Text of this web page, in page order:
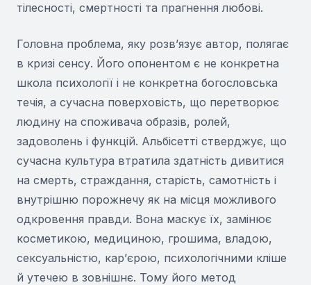
тілесності, смертності та прагнення любові.
Головна проблема, яку розв’язує автор, полягає
в кризі сенсу. Його опонентом є не конкретна
школа психології і не конкретна богословська
течія, а сучасна поверховість, що перетворює
людину на споживача образів, ролей,
задоволень і функцій. Альбісетті стверджує, що
сучасна культура втратила здатність дивитися
на смерть, страждання, старість, самотність і
внутрішню порожнечу як на місця можливого
одкровення правди. Вона маскує їх, замінює
косметикою, медициною, грошима, владою,
сексуальністю, кар’єрою, психологічними кліше
й утечею в зовнішнє. Тому його метод